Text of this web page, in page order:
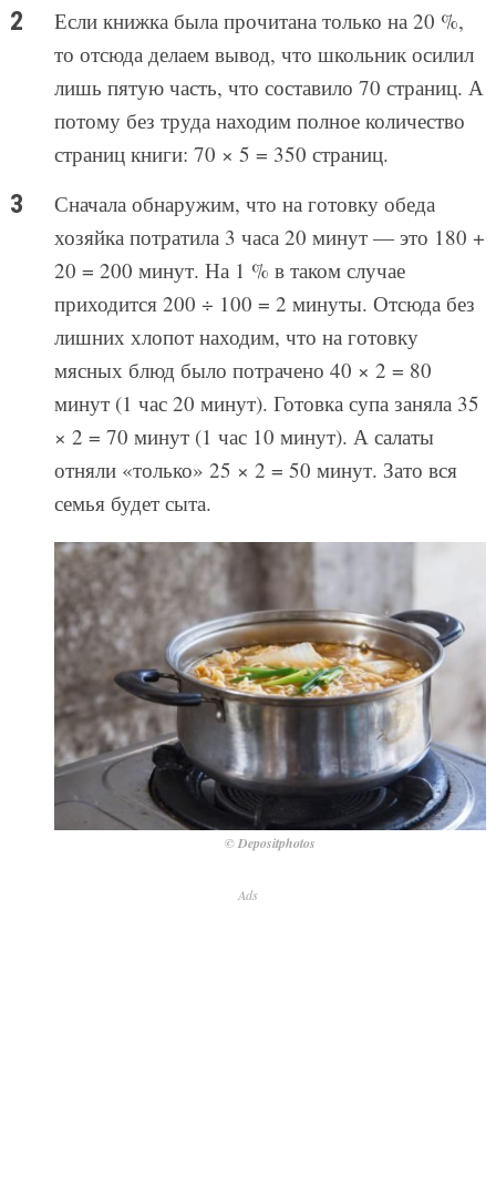
Если книжка была прочитана только на 20 %,
то отсюда делаем вывод, что школьник осилил
лишь пятую часть, что составило 70 страниц. А
потому без труда находим полное количество
страниц книги: 70 × 5 = 350 страниц.
Сначала обнаружим, что на готовку обеда
хозяйка потратила 3 часа 20 минут — это 180 +
20 = 200 минут. На 1 % в таком случае
приходится 200 ÷ 100 = 2 минуты. Отсюда без
лишних хлопот находим, что на готовку
мясных блюд было потрачено 40 × 2 = 80
минут (1 час 20 минут). Готовка супа заняла 35
× 2 = 70 минут (1 час 10 минут). А салаты
отняли «только» 25 × 2 = 50 минут. Зато вся
семья будет сыта.
© Depositphotos
Ads